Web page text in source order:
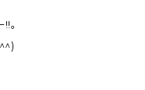
。